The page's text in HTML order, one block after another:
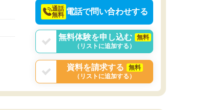
通話
無料 電話で問い合わせする
無料体験を申し込む
無料
（リストに追加する）
資料を請求する
無料
（リストに追加する）